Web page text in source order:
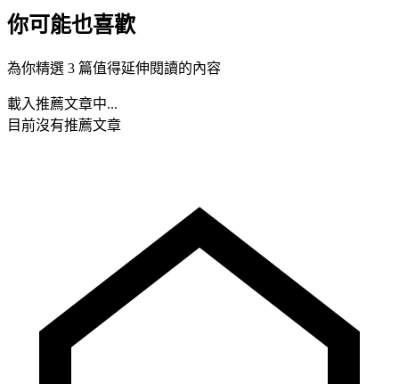
你可能也喜歡
為你精選 3 篇值得延伸閱讀的內容
載入推薦文章中...
目前沒有推薦文章